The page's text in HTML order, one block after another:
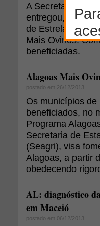
A Secretaria de
entregou, na
de Estrela de
Mais Ovinos.
beneficiadas.
Alagoas Mais
postado em 26/12/2013
Os municípios
beneficiados, no
Programa
Secretaria de
(Seagri), visa
Alagoas, a partir
obedecendo
AL: diagnóstico
em Maceió
postado em 06/12/2013